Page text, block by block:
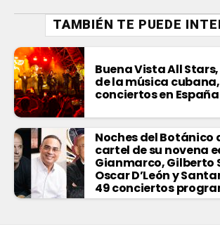
TAMBIÉN TE PUEDE
Buena Vista All
de la música
conciertos en España
Noches del Botánico
cartel de su novena
Gianmarco, Gilberto
Oscar D’León y
49 conciertos